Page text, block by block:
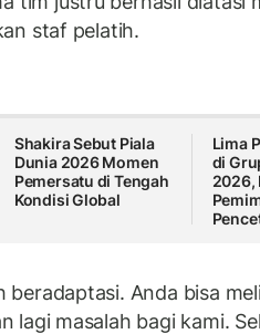
staf pelatih.
Shakira Sebut Piala
Dunia 2026 Momen
Pemersatu di Tengah
Kondisi Global
Lima
di
2026,
beradaptasi. Anda bisa
lagi masalah bagi kami.